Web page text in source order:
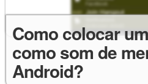
Como colocar
como som de
Android?